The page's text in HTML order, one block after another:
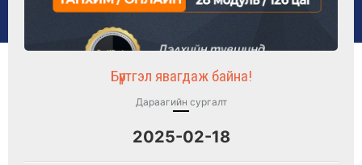
Бүртгэл явагдаж байна!
Дараагийн сургалт
2025-02-18